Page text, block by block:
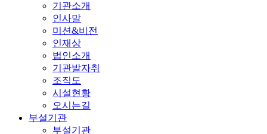
기관소개
인사말
미션&비전
인재상
법인소개
기관발자취
조직도
시설현황
오시는길
부설기관
부설기관